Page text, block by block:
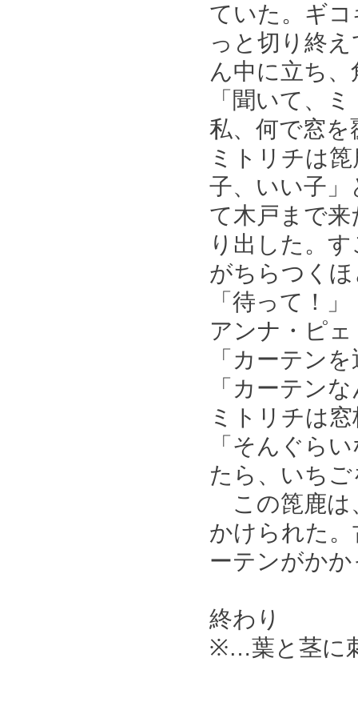
ていた。ギ
っと切り終
ん中に立ち
「聞いて、
私、何で窓
ミトリチは
子、いい子
て木戸まで
り出した。
がちらつく
「待って！」
アンナ・ピ
「カーテン
「カーテン
ミトリチは
「そんぐら
たら、いち
この箆鹿は
かけられた
ーテンがか
終わり
※…葉と茎に